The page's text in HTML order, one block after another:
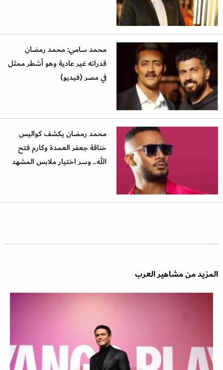
محمد سامي: محمد رمضان
قدراته غير عادية وهو أشطر ممثل
في مصر (فيديو)
محمد رمضان يكشف كواليس
خناقة جعفر العمدة وكارم فتح
الله.. وسر اختيار ملابس المشهد
المزيد من مشاهير العرب